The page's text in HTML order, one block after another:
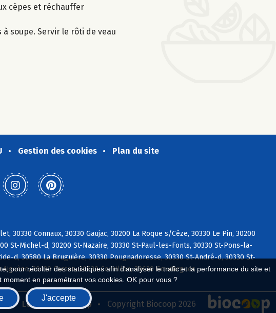
pour récolter des statistiques afin d'analyser le trafic et la performance du site et
en paramétrant vos cookies. OK pour vous ?
J'accepte
cèpes et réchauffer
soupe. Servir le rôti de veau
Gestion des cookies Plan du site
30330 Connaux, 30330 Gaujac, 30200 La Roque s/Cèze, 30330 Le Pin, 30200
St-Michel-d, 30200 St-Nazaire, 30330 St-Paul-les-Fonts, 30330 St-Pons-la-
d, 30580 La Bruguière, 30330 Pougnadoresse, 30330 St-André-d, 30330 St-
30130 Carsan, 30630 Cornillon, 30630 Goudargues
Le réseau Biocoop Copyright Biocoop 2026